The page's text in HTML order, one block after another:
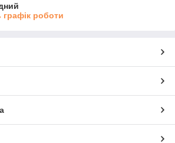
графік роботи